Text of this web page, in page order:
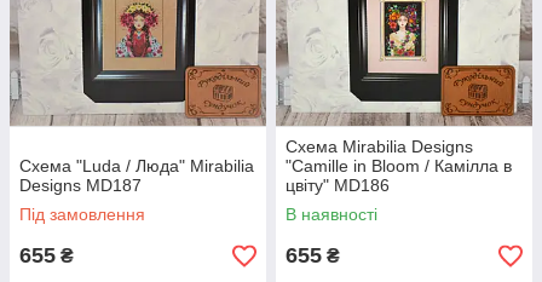
Схема "Luda / Люда" Mirabilia
Designs MD187
Під замовлення
655 ₴
Схема Mirabilia Designs
"Camille in Bloom / Камілла в
цвіту" MD186
В наявності
655 ₴